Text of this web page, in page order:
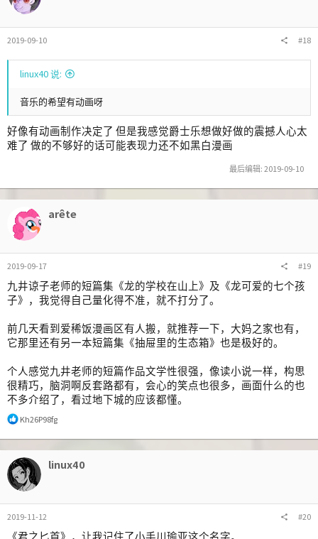
2019-09-10 #18
linux40 说:
音乐的希望有动画呀
好像有动画制作决定了 但是我感觉爵士乐想做好做的震撼人心太
难了 做的不够好的话可能表现力还不如黑白漫画
最后编辑:2019-09-10
arête
2019-09-17 #19
九井谅子老师的短篇集《龙的学校在山上》及《龙可爱的七个孩
子》，我觉得自己量化得不准，就不打分了。
前几天看到爱稀饭漫画区有人搬，就推荐一下，大妈之家也有，
它那里还有另一本短篇集《抽屉里的生态箱》也是极好的。
个人感觉九井老师的短篇作品文学性很强，像读小说一样，构思
很精巧，脑洞啊反套路都有，会心的笑点也很多，画面什么的也
不多介绍了，看过地下城的应该都懂。
反
:
Kh26P98fg
linux40
2019-11-12 #20
《君之匕首》，让我记住了小手川瑜亚这个名字。